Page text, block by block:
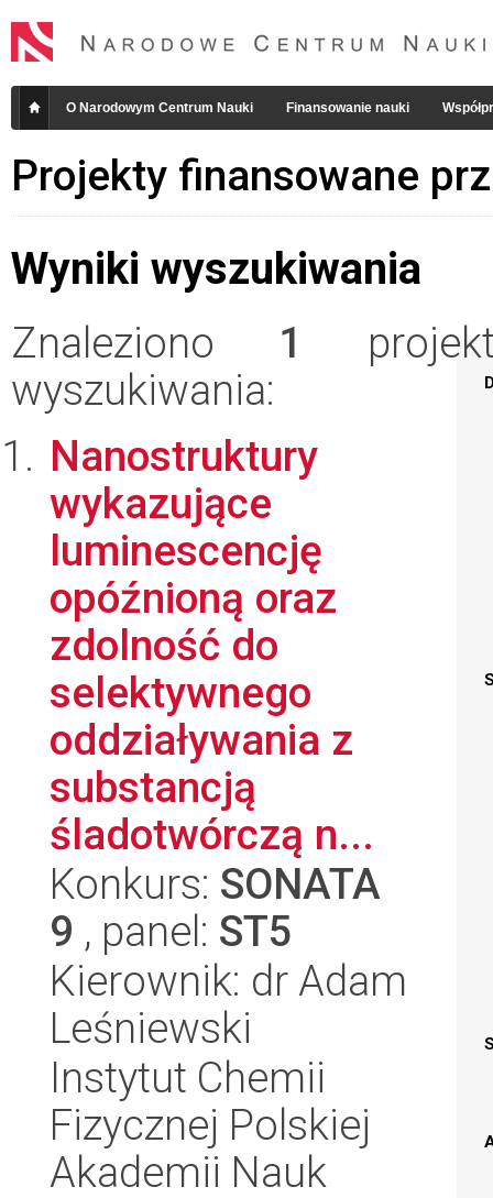
O Narodowym Centrum Nauki Finansowanie nauki
Projekty finansowane
Wyniki wyszukiwania
Znaleziono 1
wyszukiwania:
Nanostruktury
wykazujące
luminescencję
opóźnioną oraz
zdolność do
selektywnego
oddziaływania z
substancją
śladotwórczą n...
Konkurs: SONATA
9 , panel: ST5
Kierownik: dr Adam
Leśniewski
Instytut Chemii
Fizycznej Polskiej
Akademii Nauk